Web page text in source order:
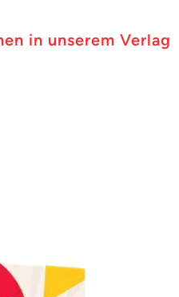
in unserem Verlag